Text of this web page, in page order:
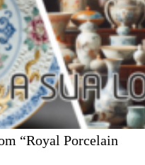
“Royal Porcelain